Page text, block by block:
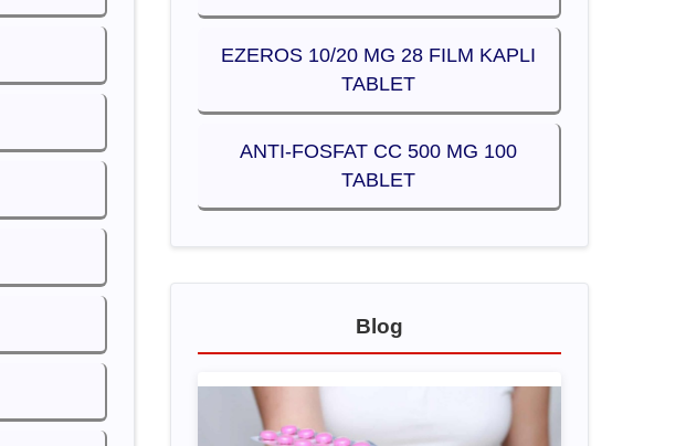
EZEROS 10/20 MG 28 FILM KAPLI
TABLET
ANTI-FOSFAT CC 500 MG 100
TABLET
Blog